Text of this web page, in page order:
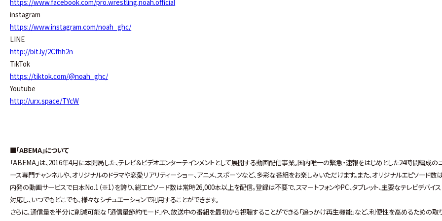
instagram
https://www.instagram.com/noah_ghc/
LINE
http://bit.ly/2Cfhh2n
TikTok
https://tiktok.com/@noah_ghc/
Youtube
http://urx.space/TYcW
■「ABEMA」について
「ABEMA」は、2016年4月に本開局した、テレビ＆ビデオエンターテインメントとして展開する動画配信事業。国内唯一の緊急・速報をはじめとした24時間編成の
ース専門チャンネルや、オリジナルのドラマや恋愛リアリティーショー、アニメ、スポーツなど、多彩な番組をお楽しみいただけます。また、オリジナルエピソード数
内発の動画サービスで日本No.1（※1）を誇り、総エピソード数は常時26,000本以上を配信。登録は不要で、スマートフォンやPC、タブレット、主要なテレビデバイ
対応し、いつでもどこでも、様々なシチュエーションで利用することができます。
さらに、通信量を半分に削減可能な「通信量節約モード」や、放送中の番組を最初から視聴することができる「追っかけ再生機能」など、利便性を高めるための取